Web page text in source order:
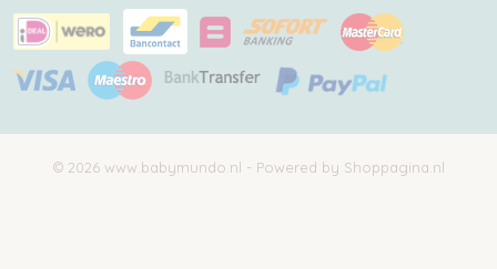
© 2026 www.babymundo.nl - Powered by Shoppagina.nl